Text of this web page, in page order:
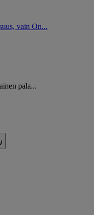
vain On...
pala...